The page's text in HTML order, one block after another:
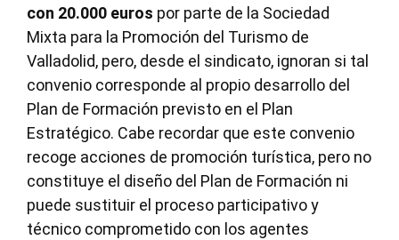
con 20.000 euros por parte de la Sociedad
Mixta para la Promoción del Turismo de
Valladolid, pero, desde el sindicato, ignoran si tal
convenio corresponde al propio desarrollo del
Plan de Formación previsto en el Plan
Estratégico. Cabe recordar que este convenio
recoge acciones de promoción turística, pero no
constituye el diseño del Plan de Formación ni
puede sustituir el proceso participativo y
técnico comprometido con los agentes